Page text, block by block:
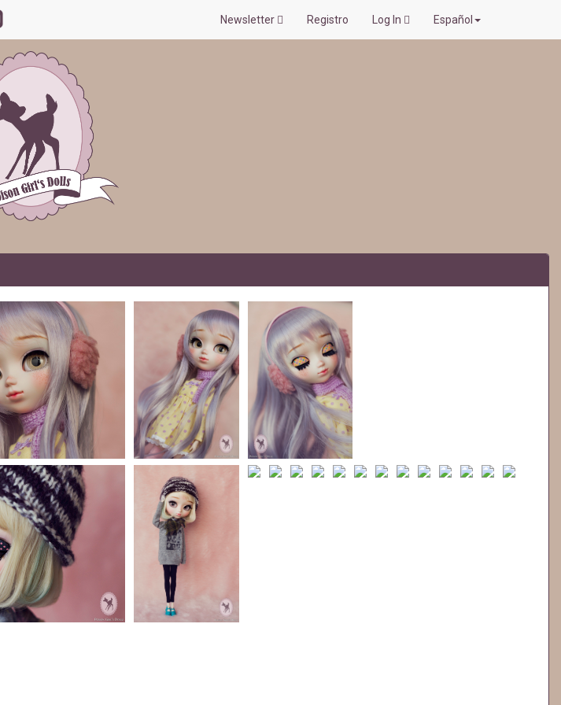
Newsletter Registro Log In Español